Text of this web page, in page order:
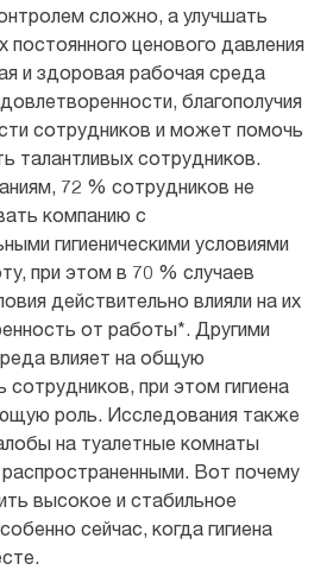
сложно, а улучшать
постоянного ценового давления
и здоровая рабочая среда
благополучия
сотрудников и может помочь
талантливых сотрудников.
72 % сотрудников не
компанию с
гигиеническими условиями
при этом в 70 % случаев
действительно влияли на их
от работы*. Другими
влияет на общую
при этом гигиена
роль. Исследования также
на туалетные комнаты
Вот почему
высокое и стабильное
сейчас, когда гигиена